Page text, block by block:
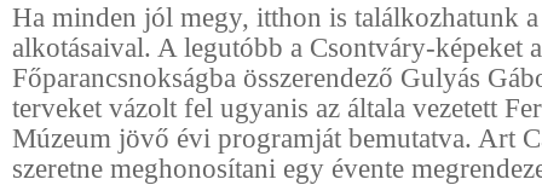
Ha minden jól megy, itthon is találkozhatunk
alkotásaival. A legutóbb a Csontváry-képeket
Főparancsnokságba összerendező Gulyás
terveket vázolt fel ugyanis az általa vezetett
Múzeum jövő évi programját bemutatva. Art
szeretne meghonosítani egy évente